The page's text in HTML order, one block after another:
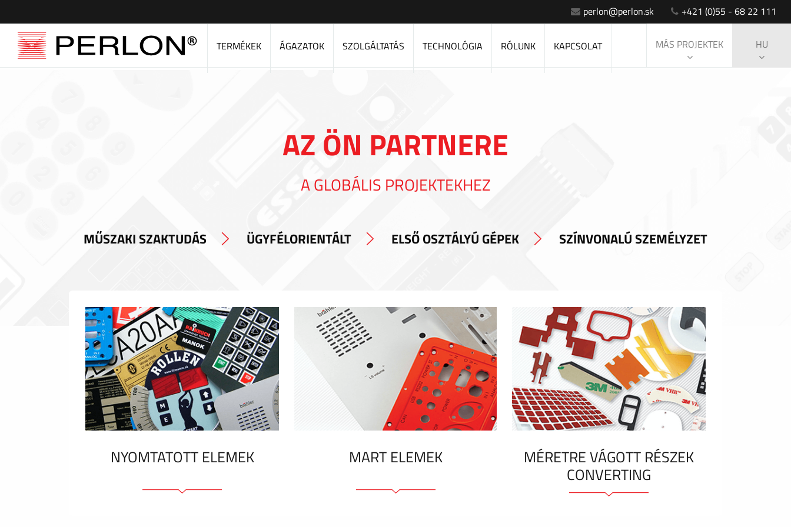
perlon@perlon.sk +421 (0)55 - 68 22 111
TERMÉKEK ÁGAZATOK SZOLGÁLTATÁS TECHNOLÓGIA RÓLUNK KAPCSOLAT MÁS PROJEKTEK HU
AZ ÖN PARTNERE
A GLOBÁLIS PROJEKTEKHEZ
MŰSZAKI SZAKTUDÁS ÜGYFÉLORIENTÁLT ELSŐ OSZTÁLYÚ GÉPEK SZÍNVONALÚ SZEMÉLYZET
NYOMTATOTT ELEMEK MART ELEMEK MÉRETRE VÁGOTT RÉSZEK
CONVERTING